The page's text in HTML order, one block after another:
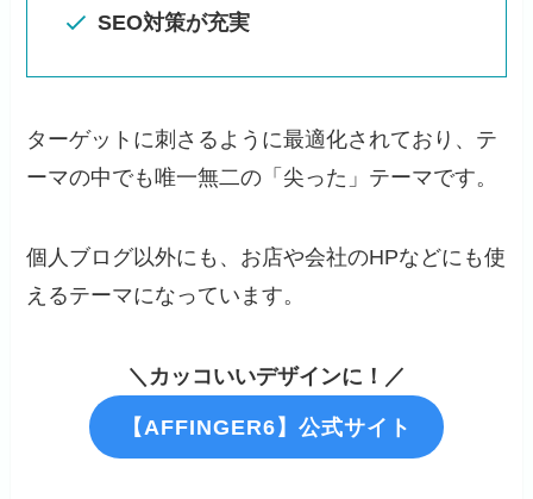
SEO対策が充実
ターゲットに刺さるように最適化されており、テ
ーマの中でも唯一無二の「尖った」テーマです。
個人ブログ以外にも、お店や会社のHPなどにも使
えるテーマになっています。
＼カッコいいデザインに！／
【AFFINGER6】公式サイト